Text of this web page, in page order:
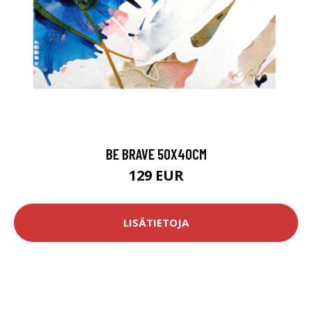
BE BRAVE 50X40CM
129 EUR
LISÄTIETOJA